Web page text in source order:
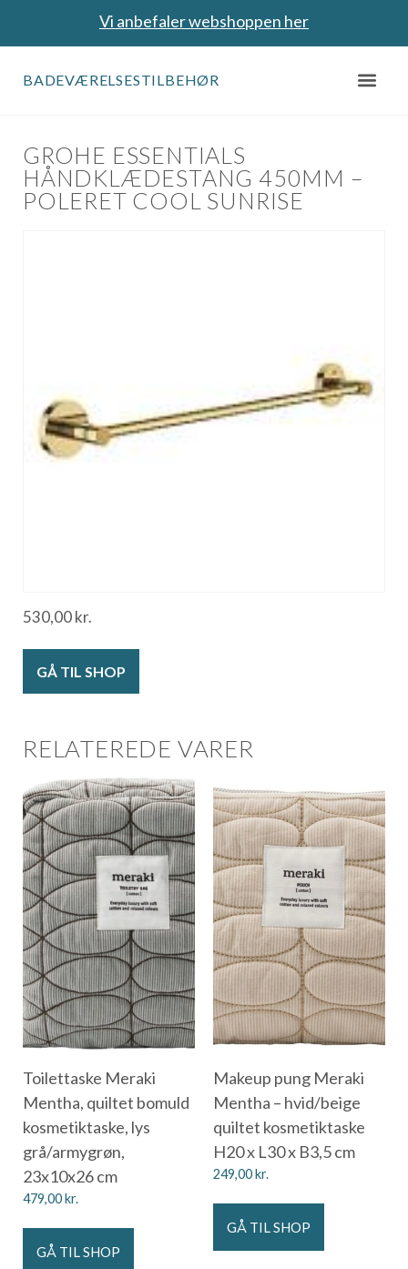
Vi anbefaler webshoppen her
BADEVÆRELSESTILBEHØR
GROHE ESSENTIALS
HÅNDKLÆDESTANG 450MM –
POLERET COOL SUNRISE
530,00kr.
GÅ TIL SHOP
RELATEREDE VARER
Toilettaske Meraki
Mentha, quiltet bomuld
kosmetiktaske, lys
grå/armygrøn,
23x10x26 cm
479,00kr.
GÅ TIL SHOP
Makeup pung Meraki
Mentha – hvid/beige
quiltet kosmetiktaske
H20 x L30 x B3,5 cm
249,00kr.
GÅ TIL SHOP